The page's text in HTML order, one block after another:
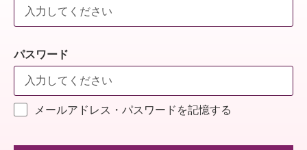
パスワード
メールアドレス・パスワードを記憶する